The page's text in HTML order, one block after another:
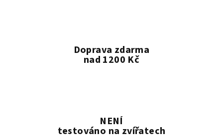
Doprava zdarma
nad 1200 Kč
NENÍ
testováno na zvířatech